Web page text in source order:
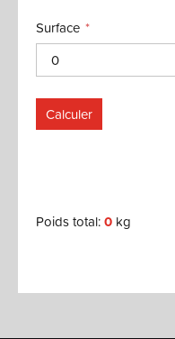
Surface
Calculer
Poids total:0 kg